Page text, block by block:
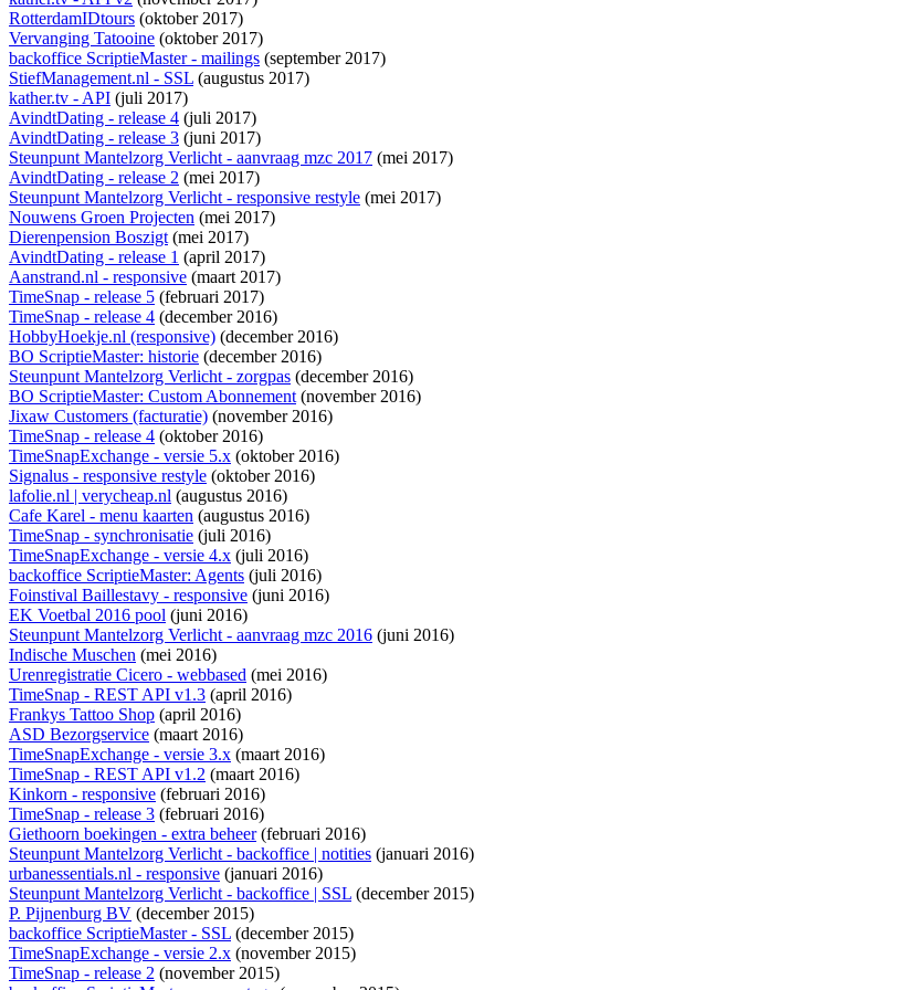
RotterdamIDtours (oktober 2017)
Vervanging Tatooine (oktober 2017)
backoffice ScriptieMaster - mailings (september 2017)
StiefManagement.nl - SSL (augustus 2017)
kather.tv - API (juli 2017)
AvindtDating - release 4 (juli 2017)
AvindtDating - release 3 (juni 2017)
Steunpunt Mantelzorg Verlicht - aanvraag mzc 2017 (mei 2017)
AvindtDating - release 2 (mei 2017)
Steunpunt Mantelzorg Verlicht - responsive restyle (mei 2017)
Nouwens Groen Projecten (mei 2017)
Dierenpension Boszigt(mei 2017)
AvindtDating - release 1 (april 2017)
Aanstrand.nl - responsive (maart 2017)
TimeSnap - release 5 (februari 2017)
TimeSnap - release 4 (december 2016)
HobbyHoekje.nl (responsive) (december 2016)
BO ScriptieMaster: historie (december 2016)
Steunpunt Mantelzorg Verlicht - zorgpas (december 2016)
BO ScriptieMaster: Custom Abonnement(november 2016)
Jixaw Customers (facturatie) (november 2016)
TimeSnap - release 4 (oktober 2016)
TimeSnapExchange - versie 5.x (oktober 2016)
Signalus - responsive restyle (oktober 2016)
lafolie.nl | verycheap.nl (augustus 2016)
Cafe Karel - menu kaarten (augustus 2016)
TimeSnap - synchronisatie (juli 2016)
TimeSnapExchange - versie 4.x (juli 2016)
backoffice ScriptieMaster: Agents (juli 2016)
Foinstival Baillestavy - responsive (juni 2016)
EK Voetbal 2016 pool (juni 2016)
Steunpunt Mantelzorg Verlicht - aanvraag mzc 2016 (juni 2016)
Indische Muschen (mei 2016)
Urenregistratie Cicero - webbased (mei 2016)
TimeSnap - REST API v1.3 (april 2016)
Frankys Tattoo Shop (april 2016)
ASD Bezorgservice (maart 2016)
TimeSnapExchange - versie 3.x (maart 2016)
TimeSnap - REST API v1.2 (maart 2016)
Kinkorn - responsive (februari 2016)
TimeSnap - release 3 (februari 2016)
Giethoorn boekingen - extra beheer(februari 2016)
Steunpunt Mantelzorg Verlicht - backoffice | notities (januari 2016)
urbanessentials.nl - responsive (januari 2016)
Steunpunt Mantelzorg Verlicht - backoffice | SSL (december 2015)
P. Pijnenburg BV (december 2015)
backoffice ScriptieMaster - SSL (december 2015)
TimeSnapExchange - versie 2.x (november 2015)
TimeSnap - release 2 (november 2015)